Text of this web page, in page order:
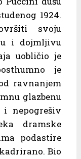
1924.
svoju
i dojmljivu
uobličio je
je
ravnanjem
glazbenu
nepogrešiv
dramske
podastire
Bio